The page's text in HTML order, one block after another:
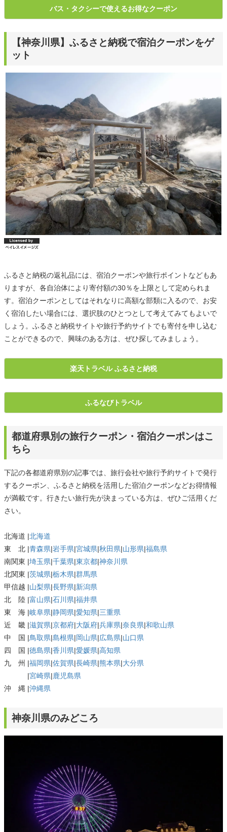
バス・タクシーで使えるお得なクーポン
【神奈川県】ふるさと納税で宿泊クーポンをゲ
ット
ふるさと納税の返礼品には、宿泊クーポンや旅行ポイントなどもあ
りますが、各自治体により寄付額の30％を上限として定められま
す。宿泊クーポンとしてはそれなりに高額な部類に入るので、お安
く宿泊したい場合には、選択肢のひとつとして考えてみてもよいで
しょう。ふるさと納税サイトや旅行予約サイトでも寄付を申し込む
ことができるので、興味のある方は、ぜひ探してみましょう。
楽天トラベル ふるさと納税
ふるなびトラベル
都道府県別の旅行クーポン・宿泊クーポンはこ
ちら
下記の各都道府県別の記事では、旅行会社や旅行予約サイトで発行
するクーポン、ふるさと納税を活用した宿泊クーポンなどお得情報
が満載です。行きたい旅行先が決まっている方は、ぜひご活用くだ
さい。
北海道 |北海道
東 北 |青森県|岩手県|宮城県|秋田県|山形県|福島県
南関東 |埼玉県|千葉県|東京都|神奈川県
北関東 |茨城県|栃木県|群馬県
甲信越 |山梨県|長野県|新潟県
北 陸 |富山県|石川県|福井県
東 海 |岐阜県|静岡県|愛知県|三重県
近 畿 |滋賀県|京都府|大阪府|兵庫県|奈良県|和歌山県
中 国 |鳥取県|島根県|岡山県|広島県|山口県
四 国 |徳島県|香川県|愛媛県|高知県
九 州 |福岡県|佐賀県|長崎県|熊本県|大分県
|宮崎県|鹿児島県
沖 縄 |沖縄県
神奈川県のみどころ